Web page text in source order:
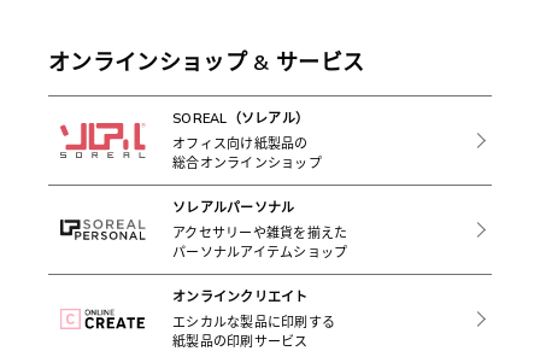
オンラインショップ & サービス
SOREAL（ソレアル）
オフィス向け紙製品の
総合オンラインショップ
ソレアルパーソナル
アクセサリーや雑貨を揃えた
パーソナルアイテムショップ
オンラインクリエイト
エシカルな製品に印刷する
紙製品の印刷サービス